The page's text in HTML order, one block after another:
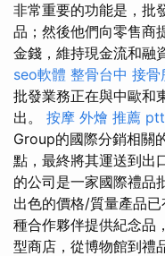
非常重要的功能是，批
品；然後他們向零售商
金錢，維持現金流和融
seo軟體 整骨台中 接骨
批發業務正在與中歐和
出。 按摩 外燴 推薦 ptt
Group的國際分銷相關
點，最終將其運送到出
的公司是一家國際禮品
出色的價格/質量產品已
種合作夥伴提供紀念品
型商店，從博物館到禮